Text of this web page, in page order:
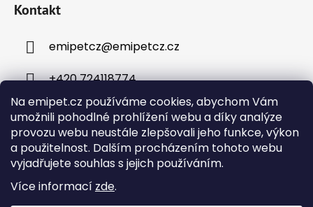
Na emipet.cz používáme cookies, abychom Vám
umožnili pohodlné prohlížení webu a díky analýze
provozu webu neustále zlepšovali jeho funkce, výkon
a použitelnost. Dalším procházením tohoto webu
vyjadřujete souhlas s jejich používáním.
Více informací zde.
Kontakt
emipetcz@emipetcz.cz
+420 724118774
Instagram